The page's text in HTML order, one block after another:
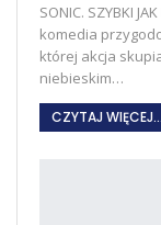
SONIC. SZYBKI
komedia
której akcja
niebieskim…
CZYTAJ WIĘCEJ...